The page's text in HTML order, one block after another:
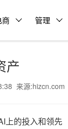
商 管理
产
来源:hizcn.com
上的投入和领先